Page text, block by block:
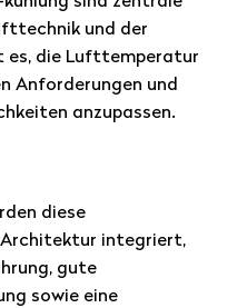
und der
die Lufttemperatur
Anforderungen und
anzupassen.
diese
integriert,
gute
sowie eine